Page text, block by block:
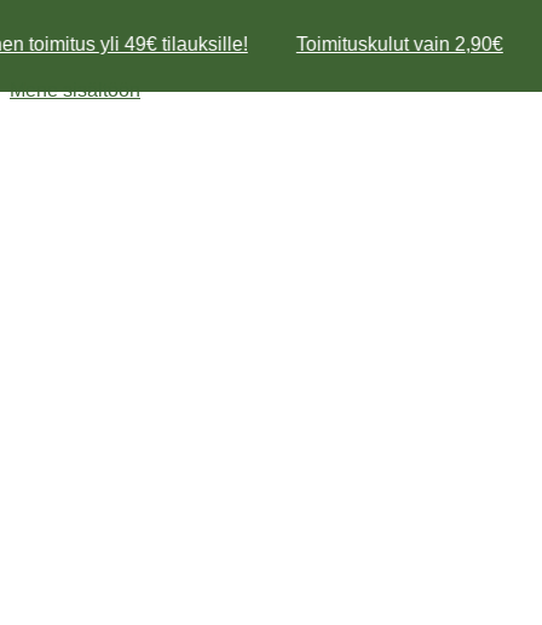
toimitus yli 49€ tilauksille! Toimituskulut vain 2,90€
Mene sisältöön